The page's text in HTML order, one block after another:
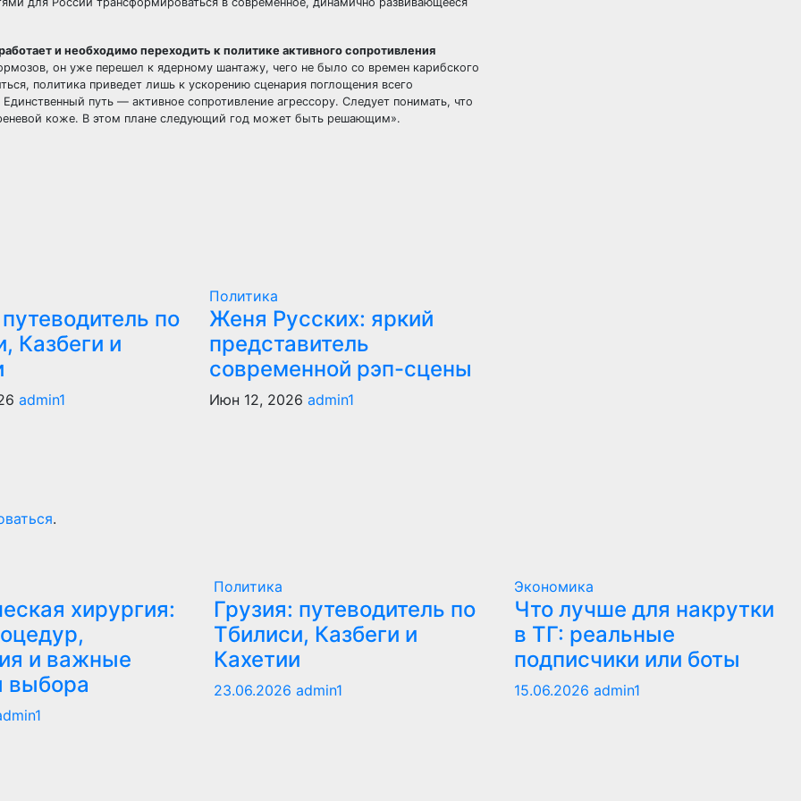
и необходимо переходить к политике активного сопротивления
он уже перешел к ядерному шантажу, чего не было со времен карибского
политика приведет лишь к ускорению сценария поглощения всего
путь — активное сопротивление агрессору. Следует понимать, что
коже. В этом плане следующий год может быть решающим».
по
Казбеги и
admin1
Политика
Женя Русских: яркий
представитель
современной рэп-сцены
Июн 12, 2026 admin1
.
хирургия:
и важные
выбора
Политика
Грузия: путеводитель по
Тбилиси, Казбеги и
Кахетии
23.06.2026 admin1
Экономика
Что лучше для накрутки
в ТГ: реальные
подписчики или боты
15.06.2026 admin1